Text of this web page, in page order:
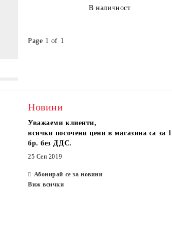
В наличност
Page 1 of 1
Новини
Уважаеми клиенти,
всички посочени цени в магазина са за 1
бр. без ДДС.
25 Сеп 2019
Абонирай се за новини
Виж всички